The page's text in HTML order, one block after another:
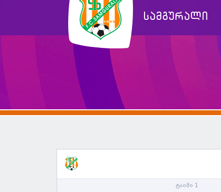
სამგურალი
ტაიმი 1